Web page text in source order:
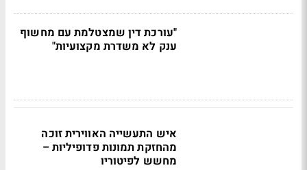
"עורכת דין שמצטלמת עם מחשוף
ענק לא משדרת מקצועיות"
איש התעשייה האווירית זוכה
מהחזקת תמונות פדופיליות –
מחשש לפיטוריו